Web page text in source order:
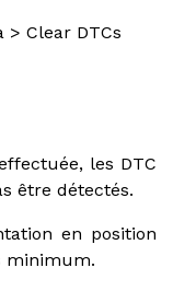
> Clear DTCs
les DTC
être détectés.
en position
minimum.